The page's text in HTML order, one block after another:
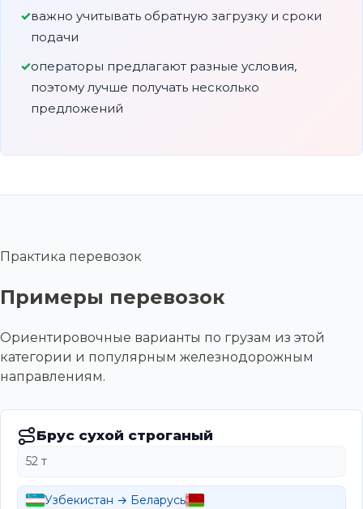
важно учитывать обратную загрузку и сроки
подачи
операторы предлагают разные условия,
поэтому лучше получать несколько
предложений
Практика перевозок
Примеры перевозок
Ориентировочные варианты по грузам из этой
категории и популярным железнодорожным
направлениям.
Брус сухой строганый
52 т
Узбекистан → Беларусь